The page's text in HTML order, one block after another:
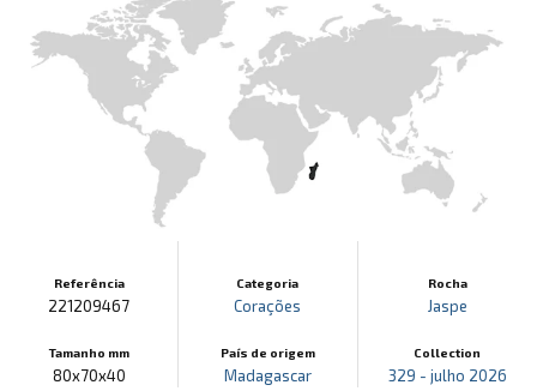
Referência
221209467
Tamanho mm
80x70x40
Categoria
Corações
País de origem
Madagascar
Rocha
Jaspe
Collection
329 - julho 2026